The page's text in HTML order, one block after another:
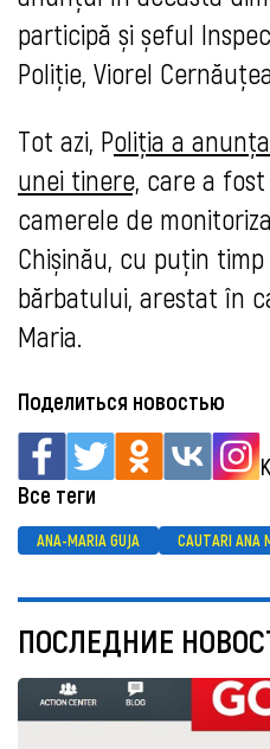
participă și șeful
Poliție, Viorel
Tot azi, Poliția a
unei tinere, care a
camerele de
Chișinău, cu puțin
bărbatului, arestat în
Maria.
Поделиться новостью
Все теги
ANA-MARIA GUJA CAUTARI ANA
ПОСЛЕДНИЕ